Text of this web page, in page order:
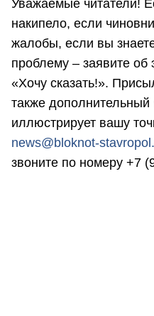
Уважаемые читатели!
накипело, если
жалобы, если вы
проблему – заявите
«Хочу сказать!».
также
иллюстрирует вашу
news@bloknot-
звоните по номеру +7